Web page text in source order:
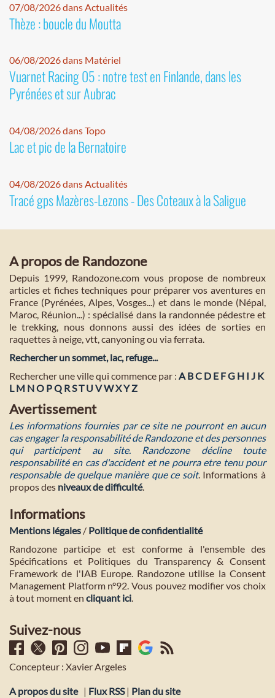
07/08/2026 dans Actualités
Thèze : boucle du Moutta
06/08/2026 dans Matériel
Vuarnet Racing 05 : notre test en Finlande, dans les
Pyrénées et sur Aubrac
04/08/2026 dans Topo
Lac et pic de la Bernatoire
04/08/2026 dans Actualités
Tracé gps Mazères-Lezons - Des Coteaux à la Saligue
A propos de Randozone
Depuis 1999, Randozone.com vous propose de nombreux
articles et fiches techniques pour préparer vos aventures en
France (Pyrénées, Alpes, Vosges...) et dans le monde (Népal,
Maroc, Réunion...) : spécialisé dans la randonnée pédestre et
le trekking, nous donnons aussi des idées de sorties en
raquettes à neige, vtt, canyoning ou via ferrata.
Rechercher un sommet, lac, refuge...
Rechercher une ville qui commence par : A BC D E FG H I J K
L M NO PQ RST U VWXYZ
Avertissement
Les informations fournies par ce site ne pourront en aucun
cas engager la responsabilité de Randozone et des personnes
qui participent au site. Randozone décline toute
responsabilité en cas d'accident et ne pourra etre tenu pour
responsable de quelque manière que ce soit. Informations à
propos des niveaux de difficulté.
Informations
Mentions légales / Politique de confidentialité
Randozone participe et est conforme à l'ensemble des
Spécifications et Politiques du Transparency & Consent
Framework de l'IAB Europe. Randozone utilise la Consent
Management Platform n°92. Vous pouvez modifier vos choix
à tout moment en cliquant ici.
Suivez-nous
Concepteur : Xavier Argeles
A propos du site | Flux RSS| Plan du site